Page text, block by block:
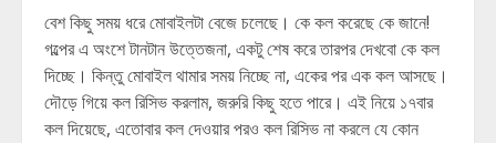
বেশ কিছু সময় ধরে মোবাইলটা বেজে চলেছে। কে কল করেছে কে জানে!
গল্পের এ অংশে টানটান উত্তেজনা, একটু শেষ করে তারপর দেখবো কে কল
দিচ্ছে। কিন্তু মোবাইল থামার সময় নিচ্ছে না, একের পর এক কল আসছে।
দৌড়ে গিয়ে কল রিসিভ করলাম, জরুরি কিছু হতে পারে। এই নিয়ে ১৭বার
কল দিয়েছে, এতোবার কল দেওয়ার পরও কল রিসিভ না করলে যে কোন